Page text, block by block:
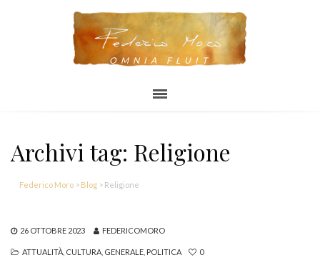
OMNIA FLUIT
Archivi tag: Religione
Federico Moro > Blog > Religione
26 OTTOBRE 2023 FEDERICOMORO
ATTUALITÀ CULTURA GENERALE POLITICA 0